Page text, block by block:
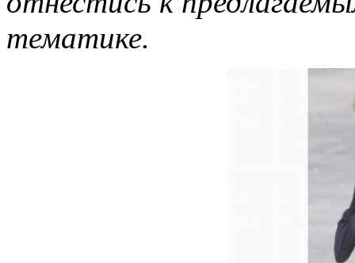
тематике.